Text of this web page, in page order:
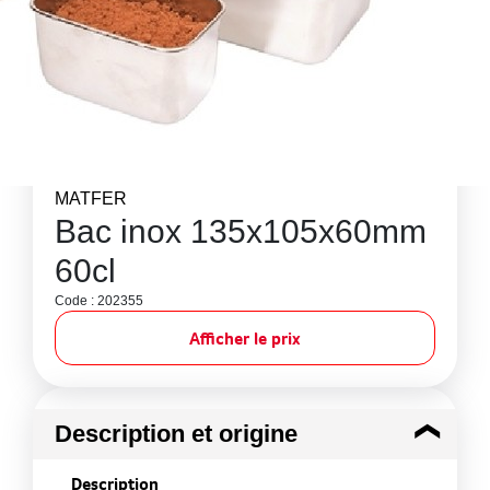
MATFER
Bac inox 135x105x60mm
60cl
Code : 202355
Afficher le prix
Description et origine
Description